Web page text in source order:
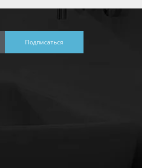
Подписаться